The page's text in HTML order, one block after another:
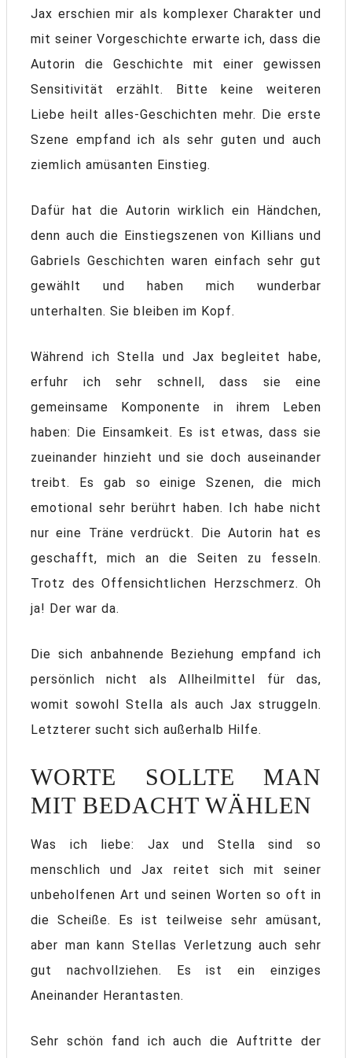
Jax erschien mir als komplexer Charakter und
mit seiner Vorgeschichte erwarte ich, dass die
Autorin die Geschichte mit einer gewissen
Sensitivität erzählt. Bitte keine weiteren
Liebe heilt alles-Geschichten mehr. Die erste
Szene empfand ich als sehr guten und auch
ziemlich amüsanten Einstieg.
Dafür hat die Autorin wirklich ein Händchen,
denn auch die Einstiegszenen von Killians und
Gabriels Geschichten waren einfach sehr gut
gewählt und haben mich wunderbar
unterhalten. Sie bleiben im Kopf.
Während ich Stella und Jax begleitet habe,
erfuhr ich sehr schnell, dass sie eine
gemeinsame Komponente in ihrem Leben
haben: Die Einsamkeit. Es ist etwas, dass sie
zueinander hinzieht und sie doch auseinander
treibt. Es gab so einige Szenen, die mich
emotional sehr berührt haben. Ich habe nicht
nur eine Träne verdrückt. Die Autorin hat es
geschafft, mich an die Seiten zu fesseln.
Trotz des Offensichtlichen Herzschmerz. Oh
ja! Der war da.
Die sich anbahnende Beziehung empfand ich
persönlich nicht als Allheilmittel für das,
womit sowohl Stella als auch Jax struggeln.
Letzterer sucht sich außerhalb Hilfe.
WORTE SOLLTE MAN
MIT BEDACHT WÄHLEN
Was ich liebe: Jax und Stella sind so
menschlich und Jax reitet sich mit seiner
unbeholfenen Art und seinen Worten so oft in
die Scheiße. Es ist teilweise sehr amüsant,
aber man kann Stellas Verletzung auch sehr
gut nachvollziehen. Es ist ein einziges
Aneinander Herantasten.
Sehr schön fand ich auch die Auftritte der